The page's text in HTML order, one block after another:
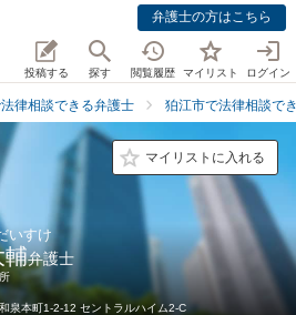
弁護士の方はこちら
投稿する 探す 閲覧履歴 マイリスト ログイン
律相談できる弁護士 狛江市で法律相談で
マイリストに入れる
いすけ
輔弁護士
泉本町1-2-12 セントラルハイム2-C